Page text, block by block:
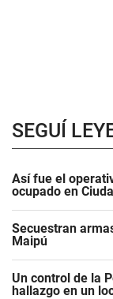
SEGUÍ
Así fue el
ocupado en
Secuestran
Maipú
Un control de la
hallazgo en un